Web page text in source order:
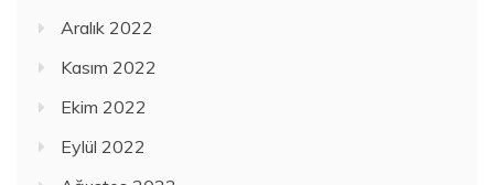
Aralık 2022
Kasım 2022
Ekim 2022
Eylül 2022